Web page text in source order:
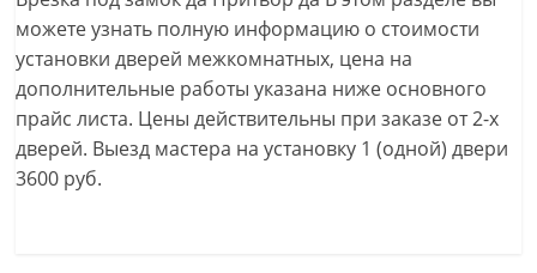
можете узнать полную информацию о стоимости
установки дверей межкомнатных, цена на
дополнительные работы указана ниже основного
прайс листа. Цены действительны при заказе от 2-х
дверей. Выезд мастера на установку 1 (одной) двери
3600 руб.